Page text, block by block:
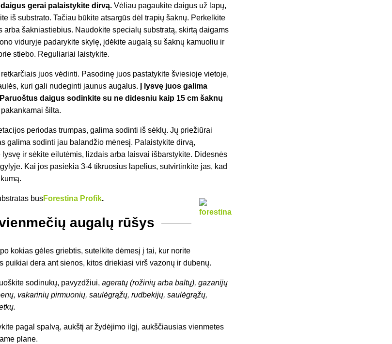
gerai palaistykite dirvą. Vėliau pagaukite daigus už lapų,
iš substrato. Tačiau būkite atsargūs dėl trapių šaknų. Perkelkite
šakniastiebius. Naudokite specialų substratą, skirtą daigams
viduryje padarykite skylę, įdėkite augalą su šaknų kamuoliu ir
stiebo. Reguliariai laistykite.
juos vėdinti. Pasodinę juos pastatykite šviesioje vietoje,
kuri gali nudeginti jaunus augalus.
Į lysvę juos galima
daigus sodinkite su ne didesniu kaip 15 cm šaknų
šilta.
periodas trumpas, galima sodinti iš sėklų. Jų priežiūrai
galima sodinti jau balandžio mėnesį. Palaistykite dirvą,
ir sėkite eilutėmis, lizdais arba laisvai išbarstykite. Didesnės
Kai jos pasiekia 3-4 tikruosius lapelius, sutvirtinkite jas, kad
busForestina Profík.
augalų rūšys
kokias gėles griebtis, sutelkite dėmesį į tai, kur norite
puikiai dera ant sienos, kitos driekiasi virš vazonų ir dubenų.
sodinukų, pavyzdžiui,ageratų (rožinių arba baltų), gazanijų
vakarinių pirmuonių, saulėgrąžų, rudbekijų, saulėgrąžų,
pagal spalvą, aukštį ar žydėjimo ilgį, aukščiausias vienmetes
plane.